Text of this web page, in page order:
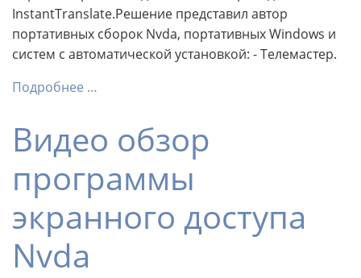
InstantTranslate.Решение представил автор
портативных сборок Nvda, портативных Windows и
систем с автоматической установкой: - Телемастер.
Подробнее …
Видео обзор
программы
экранного доступа
Nvda